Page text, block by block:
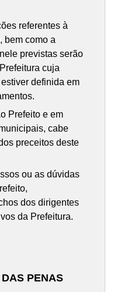
referentes à
bem como a
previstas serão
cuja
definida em
Prefeito e em
cabe
preceitos deste
ou as dúvidas
dos dirigentes
da Prefeitura.
PENAS